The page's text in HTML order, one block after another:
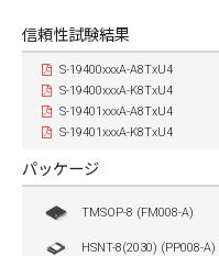
信頼性試験結果
S-19400xxxA-A8TxU4
S-19400xxxA-K8TxU4
S-19401xxxA-A8TxU4
S-19401xxxA-K8TxU4
パッケージ
TMSOP-8 (FM008-A)
HSNT-8(2030) (PP008-A)